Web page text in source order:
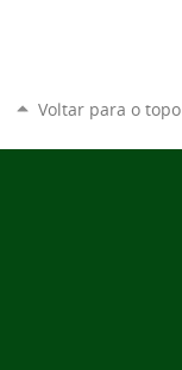
Voltar para o topo